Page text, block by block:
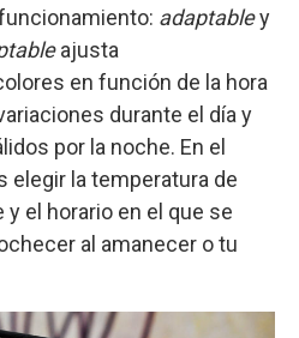
adaptabley
ajusta
en función de la hora
durante el día y
por la noche. En el
elegir la temperatura de
el horario en el que se
al amanecer o tu